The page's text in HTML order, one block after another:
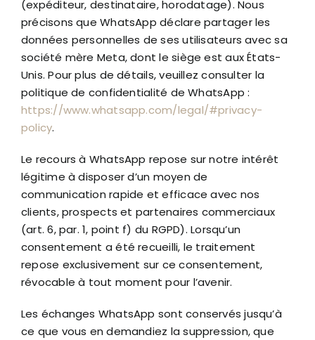
(expéditeur, destinataire, horodatage). Nous
précisons que WhatsApp déclare partager les
données personnelles de ses utilisateurs avec sa
société mère Meta, dont le siège est aux États-
Unis. Pour plus de détails, veuillez consulter la
politique de confidentialité de WhatsApp :
https://www.whatsapp.com/legal/#privacy-
policy.
Le recours à WhatsApp repose sur notre intérêt
légitime à disposer d’un moyen de
communication rapide et efficace avec nos
clients, prospects et partenaires commerciaux
(art. 6, par. 1, point f) du RGPD). Lorsqu’un
consentement a été recueilli, le traitement
repose exclusivement sur ce consentement,
révocable à tout moment pour l’avenir.
Les échanges WhatsApp sont conservés jusqu’à
ce que vous en demandiez la suppression, que